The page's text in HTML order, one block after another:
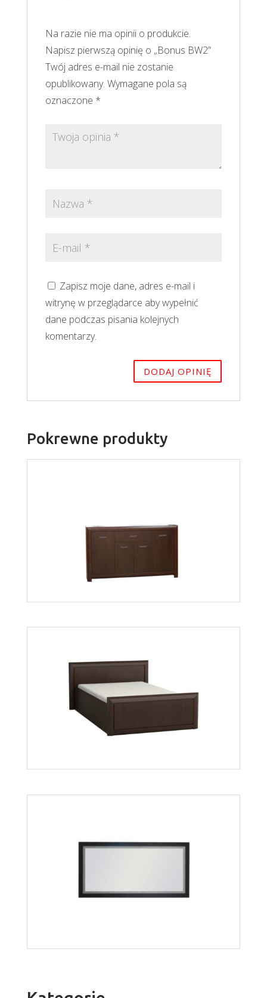
Na razie nie ma opinii o produkcie.
Napisz pierwszą opinię o „Bonus BW2”
Twój adres e-mail nie zostanie
opublikowany. Wymagane pola są
oznaczone *
Zapisz moje dane, adres e-mail i
witrynę w przeglądarce aby wypełnić
dane podczas pisania kolejnych
komentarzy.
Pokrewne produkty
Więcej